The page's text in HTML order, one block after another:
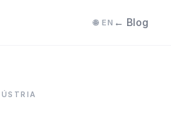
🌐 EN ← Blog